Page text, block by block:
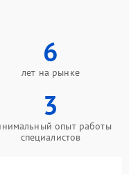
6
лет на рынке
3
опыт работы
специалистов